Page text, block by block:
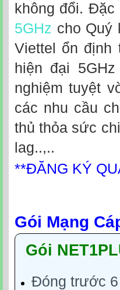
không đổi. Đặc
5GHz cho Quý
Viettel ổn định
hiện đại
nghiệm tuyệt
các nhu cầu
thủ thỏa sức
lag..,..
**ĐĂNG KÝ
Gói Mạng
Gói
Đóng trước 6